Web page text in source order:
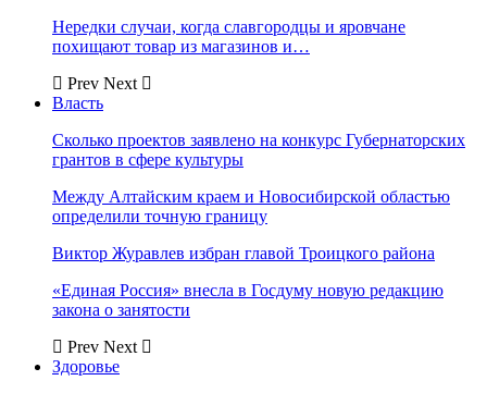
Нередки случаи, когда славгородцы и яровчане
похищают товар из магазинов и…
Prev Next
Власть
Сколько проектов заявлено на конкурс Губернаторских
грантов в сфере культуры
Между Алтайским краем и Новосибирской областью
определили точную границу
Виктор Журавлев избран главой Троицкого района
«Единая Россия» внесла в Госдуму новую редакцию
закона о занятости
Prev Next
Здоровье